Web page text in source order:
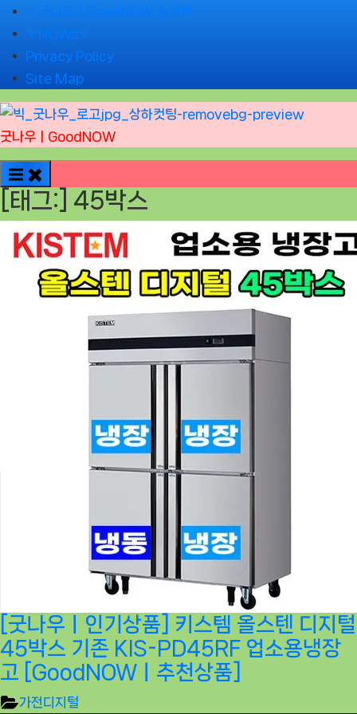
Skip
to
content
🌹굿나우ㅣGoodNOW 소개🌹
🌹NOWs🌹
Privacy Policy
Site Map
굿나우ㅣGoodNOW
[태그:] 45박스
[굿나우ㅣ인기상품] 키스템 올스텐 디지털
45박스 기존 KIS-PD45RF 업소용냉장
고 [GoodNOWㅣ추천상품]
가전디지털